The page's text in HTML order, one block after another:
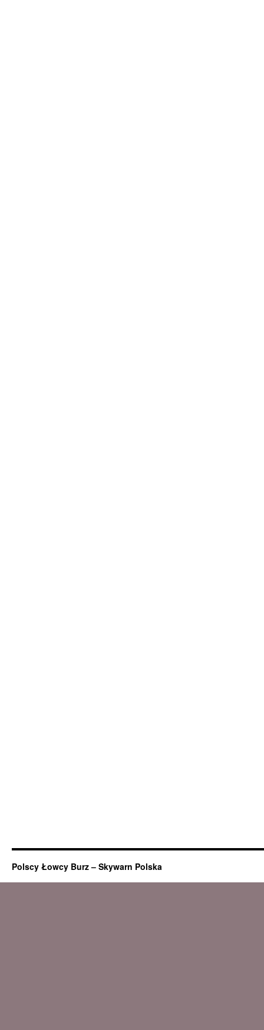
Polscy Łowcy Burz – Skywarn Polska